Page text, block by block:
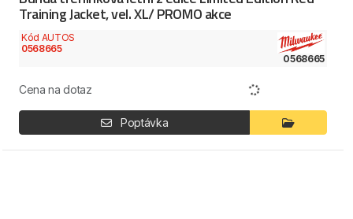
Training Jacket, vel. XL/ PROMO akce
Kód AUTOS
0568665
0568665
Cena na dotaz
Poptávka